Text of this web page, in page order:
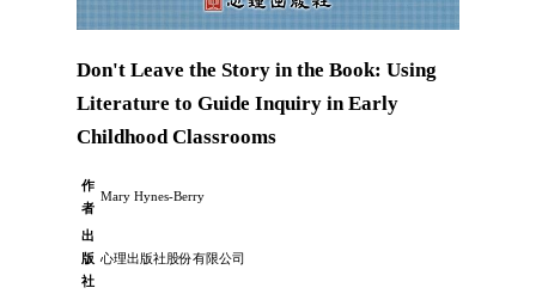
Don't Leave the Story in the Book: Using
Literature to Guide Inquiry in Early
Childhood Classrooms
作
者
Mary Hynes-Berry
出
版
社
心理出版社股份有限公司